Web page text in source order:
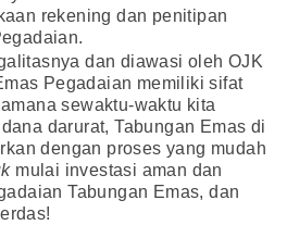
rekening dan penitipan
dan diawasi oleh OJK
Pegadaian memiliki sifat
sewaktu-waktu kita
darurat, Tabungan Emas di
dengan proses yang mudah
mulai investasi aman dan
Tabungan Emas, dan